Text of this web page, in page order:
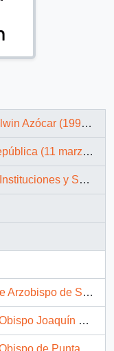
(1990-1994)
1990 – 11 marzo 1994)
y Servicios
problemas en la Universidad Católica del Norte]
Joaquín Matte]